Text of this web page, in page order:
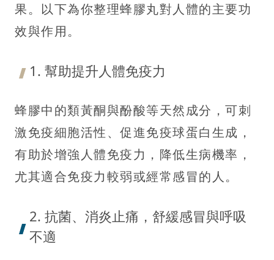
果。以下為你整理蜂膠丸對人體的主要功
效與作用。
1. 幫助提升人體免疫力
蜂膠中的類黃酮與酚酸等天然成分，可刺
激免疫細胞活性、促進免疫球蛋白生成，
有助於增強人體免疫力，降低生病機率，
尤其適合免疫力較弱或經常感冒的人。
2. 抗菌、消炎止痛，舒緩感冒與呼吸
不適